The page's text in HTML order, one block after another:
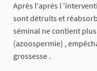
Après l'après l
sont détruits et
séminal ne contient
(azoospermie) ,
grossesse .